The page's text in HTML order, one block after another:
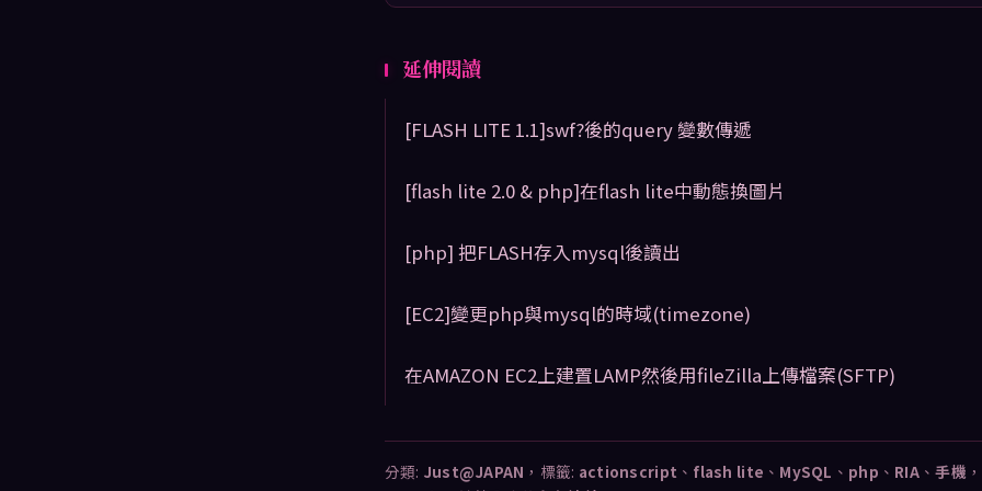
延伸閱讀
[FLASH LITE 1.1]swf?後的query 變數傳遞
[flash lite 2.0 & php]在flash lite中動態換圖片
[php] 把FLASH存入mysql後讀出
[EC2]變更php與mysql的時域(timezone)
在AMAZON EC2上建置LAMP然後用fileZilla上傳檔案(SFTP)
分類: Just@JAPAN ，標籤: actionscript 、 flash lite 、 MySQL 、 php 、 RIA 、手機